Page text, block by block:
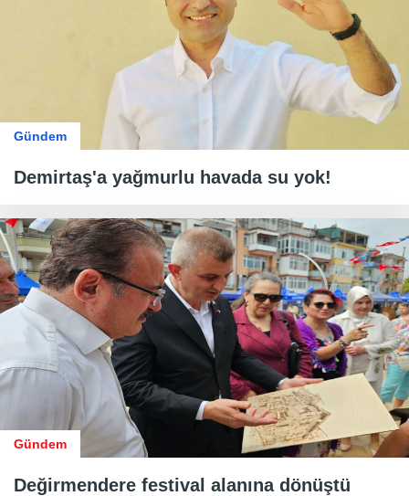
Gündem
Demirtaş'a yağmurlu havada su yok!
Gündem
Değirmendere festival alanına dönüştü